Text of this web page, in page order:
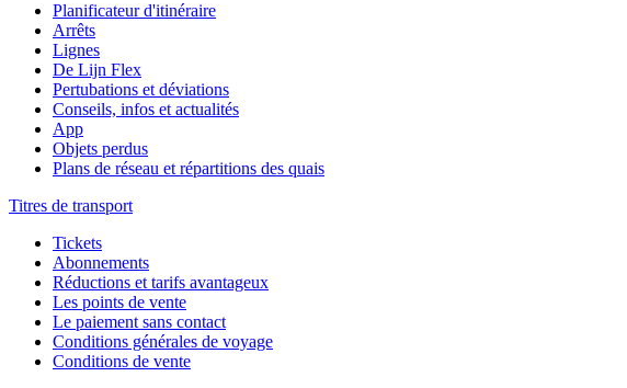
Planificateur d'itinéraire
Arrêts
Lignes
De Lijn Flex
Pertubations et déviations
Conseils, infos et actualités
App
Objets perdus
Plans de réseau et répartitions des quais
Titres de transport
Tickets
Abonnements
Réductions et tarifs avantageux
Les points de vente
Le paiement sans contact
Conditions générales de voyage
Conditions de vente